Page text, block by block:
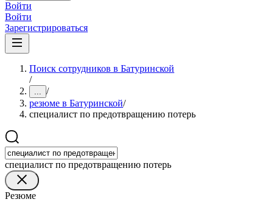
Войти
Войти
Зарегистрироваться
Поиск сотрудников в Батуринской
/
... /
резюме в Батуринской/
специалист по предотвращению потерь
специалист по предотвращению потерь
Резюме